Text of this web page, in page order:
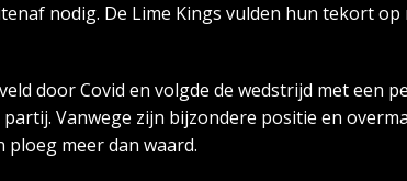
nodig. De Lime Kings vulden hun tekort
door Covid en volgde de wedstrijd met een
Vanwege zijn bijzondere positie en
meer dan waard.